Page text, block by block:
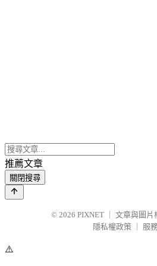
推薦文章
關閉搜尋
© 2026 PIXNET
文章與圖片
隱私權政策
服
⚠️